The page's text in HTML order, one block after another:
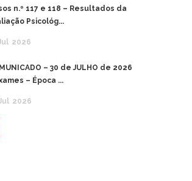
n.º 117 e 118 – Resultados da
Psicológ...
2026
– 30 de JULHO de 2026
– Época ...
2026